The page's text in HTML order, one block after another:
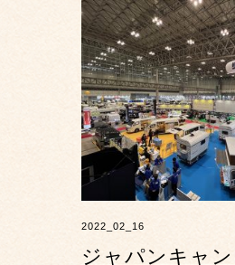
2022_02_16
ジャパンキャ